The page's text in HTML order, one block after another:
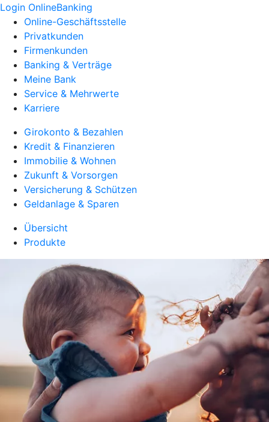
Login OnlineBanking
Online-Geschäftsstelle
Privatkunden
Firmenkunden
Banking & Verträge
Meine Bank
Service & Mehrwerte
Karriere
Girokonto & Bezahlen
Kredit & Finanzieren
Immobilie & Wohnen
Zukunft & Vorsorgen
Versicherung & Schützen
Geldanlage & Sparen
Übersicht
Produkte